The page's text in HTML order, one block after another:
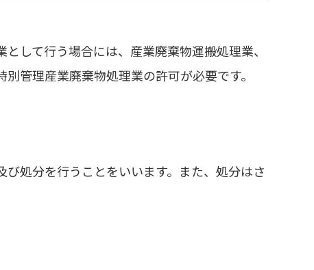
して行う場合には、産業廃棄物運搬処理業、
管理産業廃棄物処理業の許可が必要です。
処分を行うことをいいます。また、処分はさ